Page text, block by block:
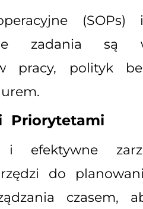
zadania są
pracy, polityk
Priorytetami
i efektywne
do
czasem,